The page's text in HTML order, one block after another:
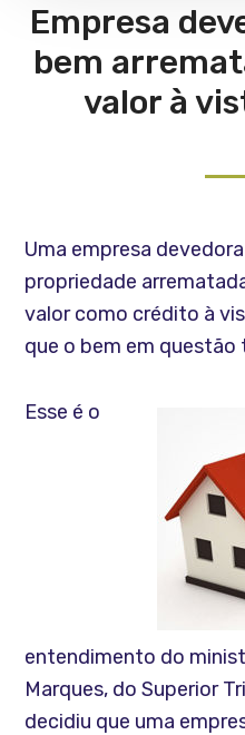
Empresa
bem
valor à
Uma empresa
propriedade
valor como crédito à
que o bem em questão
Esse é o
entendimento do
Marques, do Superior
decidiu que uma